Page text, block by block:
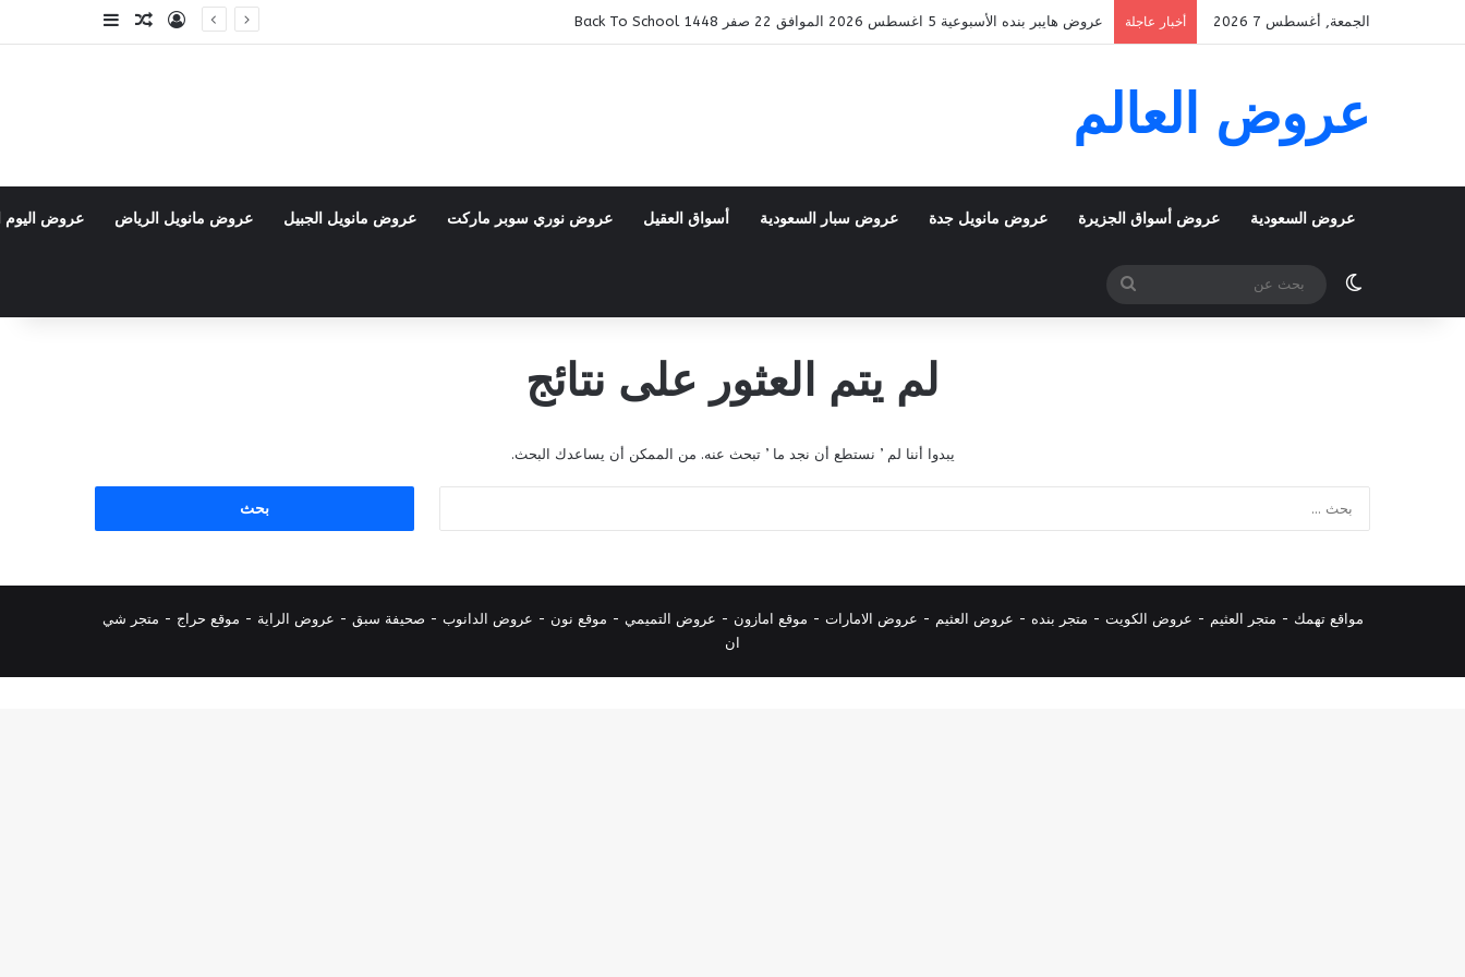
الجمعة, أغسطس 7 2026 أخبار عاجلة عروض هايبر بنده الأسبوعية 5 اغسطس 2026 الموافق 22 صفر 1448 Back To School تسجيل الدخول
مقال عشوائي
إضافة عمود
عروض العالم
عروض السعودية عروض أسواق الجزيرة عروض مانويل جدة عروض سبار السعودية أسواق العقيل عروض نوري سوبر ماركت عروض مانويل الجبيل عروض مانويل الرياض عروض اليوم
الوضع المظلم
بحث
عن
لم يتم العثور على نتائج
يبدوا أننا لم ’ نستطع أن نجد ما ’ تبحث عنه. من الممكن أن يساعدك البحث.
مواقع تهمك - متجر العثيم - عروض الكويت - متجر بنده - عروض العثيم - عروض الامارات - موقع امازون - عروض التميمي - موقع نون - عروض الدانوب - صحيفة سبق - عروض الراية - موقع حراج - متجر شي
ان